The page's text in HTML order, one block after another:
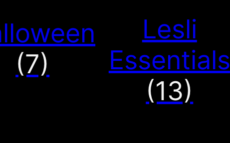
(7)
Lesli
Essentials
(13)